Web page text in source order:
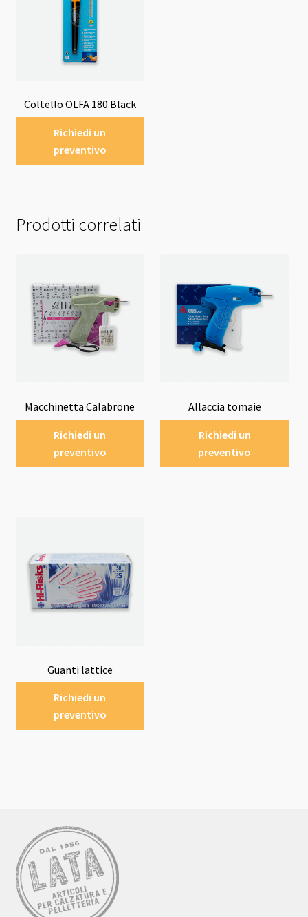
Coltello OLFA 180 Black
Richiedi un
preventivo
Prodotti correlati
Macchinetta Calabrone
Richiedi un
preventivo
Allaccia tomaie
Richiedi un
preventivo
Guanti lattice
Richiedi un
preventivo